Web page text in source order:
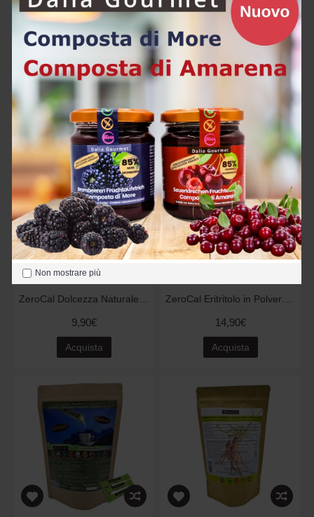
Non mostrare più
ZeroCal Dolcezza Naturale 1.000gr - Biologico
17,00€
Acquista
ZeroCal Dolcezza Naturale 200gr - Biologico
Acquista
9,90€
Acquista
14,90€
Acquista